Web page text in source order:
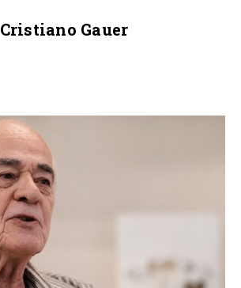
Cristiano Gauer